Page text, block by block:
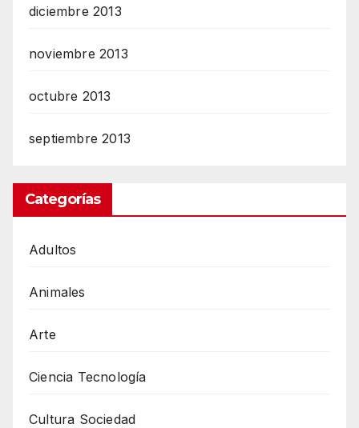
diciembre 2013
noviembre 2013
octubre 2013
septiembre 2013
Categorías
Adultos
Animales
Arte
Ciencia Tecnología
Cultura Sociedad